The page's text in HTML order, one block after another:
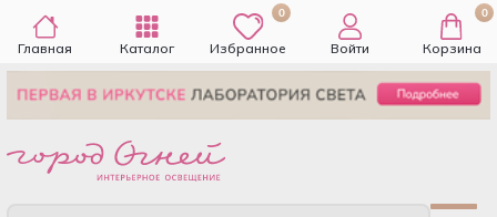
Главная Каталог
0
Избранное Войти
0
Корзина